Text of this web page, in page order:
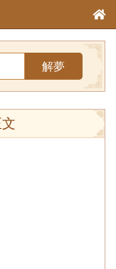
解夢